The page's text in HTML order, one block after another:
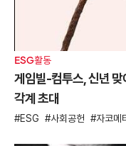
ESG활동
게임빌-컴투스, 신년 맞
각계 초대
ESG 사회공헌 자코메